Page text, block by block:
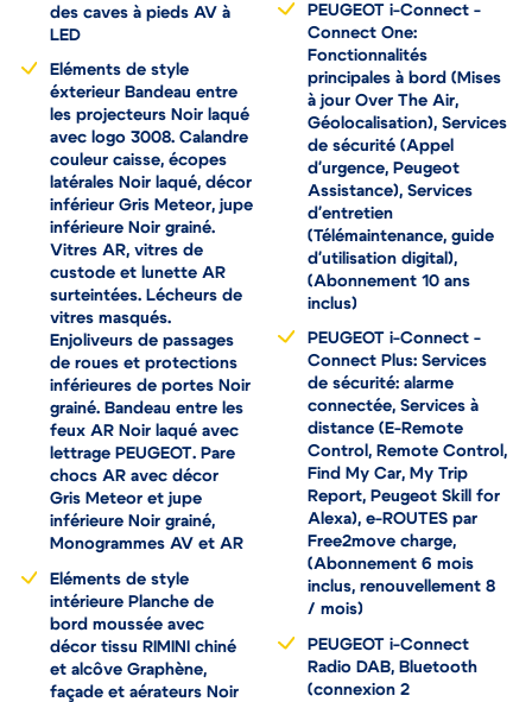
des caves à pieds AV à
LED
Eléments de style
éxterieur Bandeau entre
les projecteurs Noir laqué
avec logo 3008. Calandre
couleur caisse, écopes
latérales Noir laqué, décor
inférieur Gris Meteor, jupe
inférieure Noir grainé.
Vitres AR, vitres de
custode et lunette AR
surteintées. Lécheurs de
vitres masqués.
Enjoliveurs de passages
de roues et protections
inférieures de portes Noir
grainé. Bandeau entre les
feux AR Noir laqué avec
lettrage PEUGEOT. Pare
chocs AR avec décor
Gris Meteor et jupe
inférieure Noir grainé,
Monogrammes AV et AR
Eléments de style
intérieure Planche de
bord moussée avec
décor tissu RIMINI chiné
et alcôve Graphène,
façade et aérateurs Noir
PEUGEOT i-Connect -
Connect One:
Fonctionnalités
principales à bord (Mises
à jour Over The Air,
Géolocalisation), Services
de sécurité (Appel
d'urgence, Peugeot
Assistance), Services
d'entretien
(Télémaintenance, guide
d'utilisation digital),
(Abonnement 10 ans
inclus)
PEUGEOT i-Connect -
Connect Plus: Services
de sécurité: alarme
connectée, Services à
distance (E-Remote
Control, Remote Control,
Find My Car, My Trip
Report, Peugeot Skill for
Alexa), e-ROUTES par
Free2move charge,
(Abonnement 6 mois
inclus, renouvellement 8 
/ mois)
PEUGEOT i-Connect
Radio DAB, Bluetooth
(connexion 2